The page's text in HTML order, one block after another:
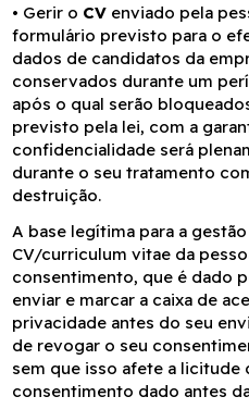
• Gerir o CV enviado pela
formulário previsto para o
dados de candidatos da
conservados durante um
após o qual serão
previsto pela lei, com a
confidencialidade será
durante o seu tratamento
destruição.
A base legítima para a
CV/curriculum vitae da
consentimento, que é dado
enviar e marcar a caixa de
privacidade antes do seu
de revogar o seu
sem que isso afete a
consentimento dado antes